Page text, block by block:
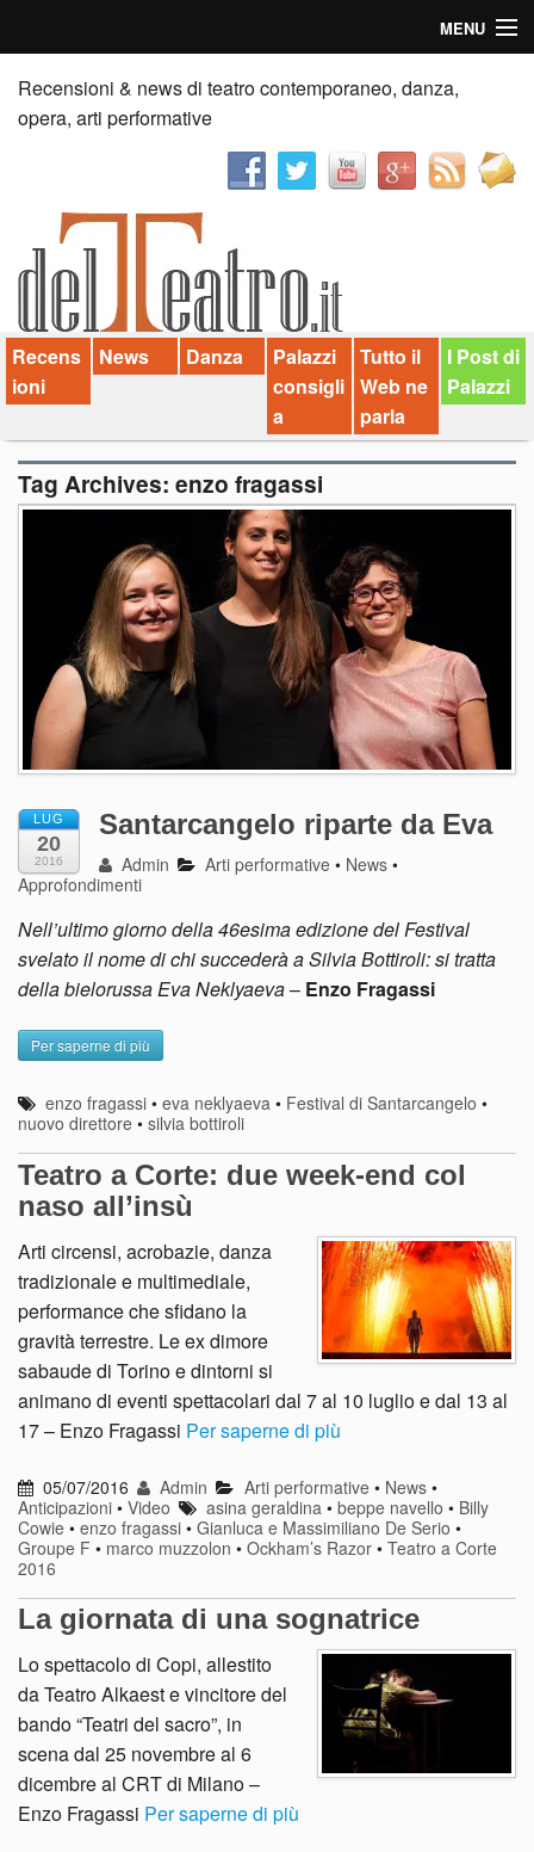
MENU
Home
Recensioni
News
Palazzi consiglia
Video
Chi siamo
Contatti
Recensioni & news di teatro contemporaneo, danza,
opera, arti performative
Recens
ioni
News Danza
Palazzi
consigli
a
Tutto il
Web ne
parla
I Post di
Palazzi
Tag Archives: enzo fragassi
LUG
20
2016
Santarcangelo riparte da Eva
Admin Arti performative • News •
Approfondimenti
Nell’ultimo giorno della 46esima edizione del Festival
svelato il nome di chi succederà a Silvia Bottiroli: si tratta
della bielorussa Eva Neklyaeva– Enzo Fragassi
Per saperne di più
enzo fragassi •eva neklyaeva • Festival di Santarcangelo •
nuovo direttore • silvia bottiroli
Teatro a Corte: due week-end col
naso all’insù
Arti circensi, acrobazie, danza
tradizionale e multimediale,
performance che sfidano la
gravità terrestre. Le ex dimore
sabaude di Torino e dintorni si
animano di eventi spettacolari dal 7 al 10 luglio e dal 13 al
17 – Enzo Fragassi Per saperne di più
05/07/2016 Admin Arti performative• News•
Anticipazioni • Video asina geraldina •beppe navello • Billy
Cowie • enzo fragassi • Gianluca e Massimiliano De Serio •
Groupe F • marco muzzolon • Ockham’s Razor • Teatro a Corte
2016
La giornata di una sognatrice
Lo spettacolo di Copi, allestito
da Teatro Alkaest e vincitore del
bando “Teatri del sacro”, in
scena dal 25 novembre al 6
dicembre al CRT di Milano –
Enzo Fragassi Per saperne di più